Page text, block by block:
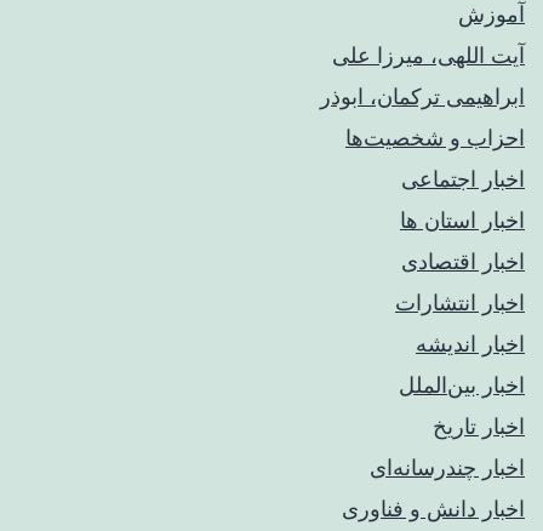
آموزش
آیت اللهی، میرزا علی
ابراهیمی ترکمان، ابوذر
احزاب و شخصیت‌ها
اخبار اجتماعی
اخبار استان ها
اخبار اقتصادی
اخبار انتشارات
اخبار اندیشه
اخبار بین‌الملل
اخبار تاریخ
اخبار چندرسانه‌ای
اخبار دانش و فناوری